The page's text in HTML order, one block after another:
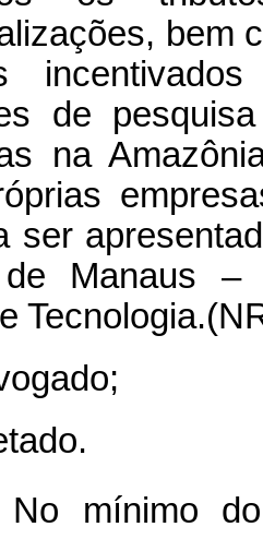
bem
de
na
ser
de Manaus
mínimo